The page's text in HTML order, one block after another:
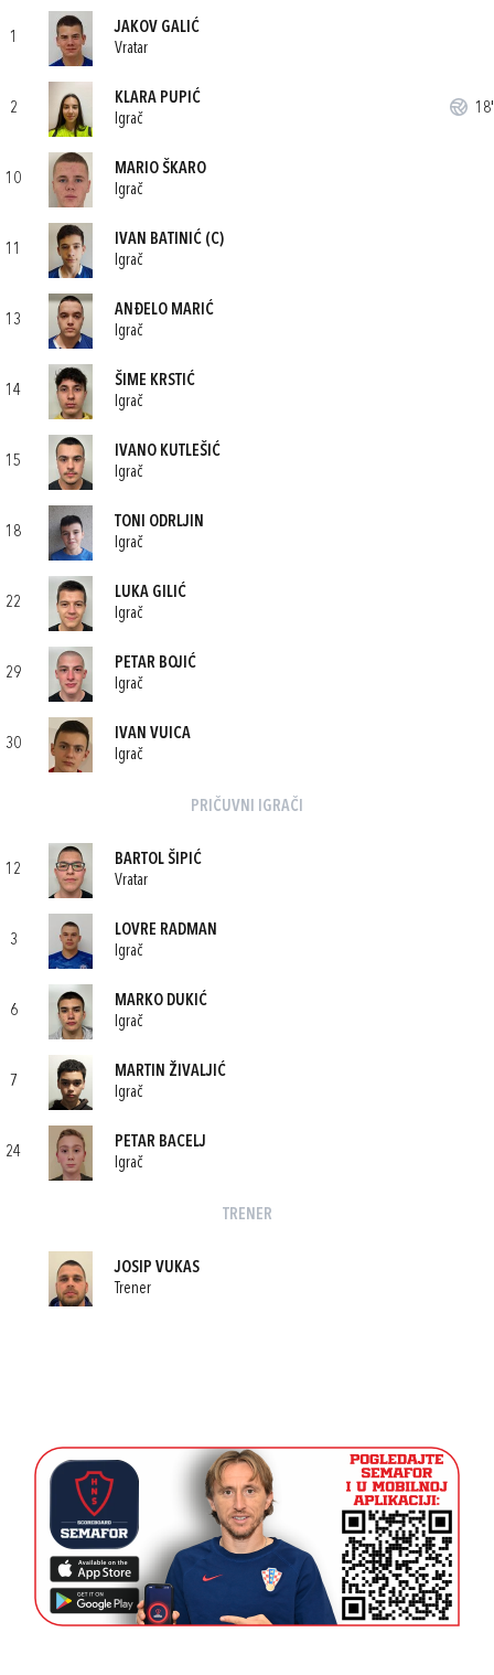
1
JAKOV GALIĆ
Vratar
2
KLARA PUPIĆ
Igrač
18'
10
MARIO ŠKARO
Igrač
11
IVAN BATINIĆ (C)
Igrač
13
ANĐELO MARIĆ
Igrač
14
ŠIME KRSTIĆ
Igrač
15
IVANO KUTLEŠIĆ
Igrač
18
TONI ODRLJIN
Igrač
22
LUKA GILIĆ
Igrač
29
PETAR BOJIĆ
Igrač
30
IVAN VUICA
Igrač
PRIČUVNI IGRAČI
12
BARTOL ŠIPIĆ
Vratar
3
LOVRE RADMAN
Igrač
6
MARKO DUKIĆ
Igrač
7
MARTIN ŽIVALJIĆ
Igrač
24
PETAR BACELJ
Igrač
TRENER
JOSIP VUKAS
Trener